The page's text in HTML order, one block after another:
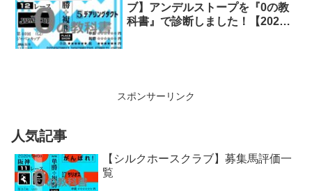
ブ】アンデルストープを『0の教
科書』で診断しました！【2024
スポンサーリンク
人気記事
【シルクホースクラブ】募集馬評価一
覧